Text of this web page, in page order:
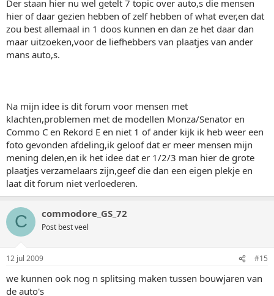
Der staan hier nu wel getelt 7 topic over auto,s die mensen
hier of daar gezien hebben of zelf hebben of what ever,en dat
zou best allemaal in 1 doos kunnen en dan ze het daar dan
maar uitzoeken,voor de liefhebbers van plaatjes van ander
mans auto,s.
Na mijn idee is dit forum voor mensen met
klachten,problemen met de modellen Monza/Senator en
Commo C en Rekord E en niet 1 of ander kijk ik heb weer een
foto gevonden afdeling,ik geloof dat er meer mensen mijn
mening delen,en ik het idee dat er 1/2/3 man hier de grote
plaatjes verzamelaars zijn,geef die dan een eigen plekje en
laat dit forum niet verloederen.
C commodore_GS_72
Post best veel
12 jul 2009 #15
we kunnen ook nog n splitsing maken tussen bouwjaren van
de auto's